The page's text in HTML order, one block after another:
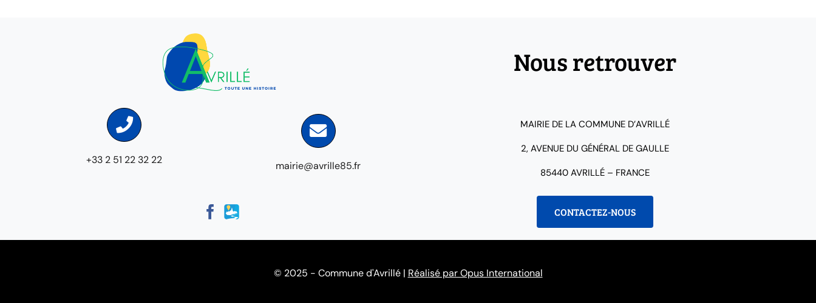
Nous retrouver
+33 2 51 22 32 22 mairie@avrille85.fr
MAIRIE DE LA COMMUNE D’AVRILLÉ
2, AVENUE DU GÉNÉRAL DE GAULLE
85440 AVRILLÉ – FRANCE
CONTACTEZ-NOUS
© 2025 - Commune d'Avrillé | Réalisé par Opus International